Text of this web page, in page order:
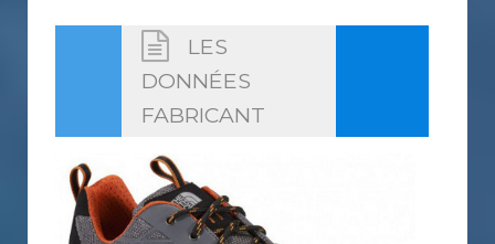
LES
DONNÉES
FABRICANT